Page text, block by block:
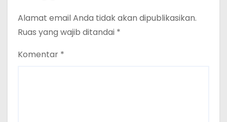
Alamat email Anda tidak akan dipublikasikan.
Ruas yang wajib ditandai *
Komentar *